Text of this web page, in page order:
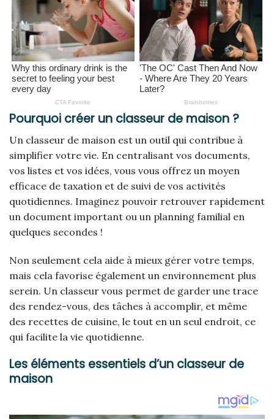
Pourquoi créer un classeur de maison ?
Un classeur de maison est un outil qui contribue à
simplifier votre vie. En centralisant vos documents,
vos listes et vos idées, vous vous offrez un moyen
efficace de taxation et de suivi de vos activités
quotidiennes. Imaginez pouvoir retrouver rapidement
un document important ou un planning familial en
quelques secondes !
Non seulement cela aide à mieux gérer votre temps,
mais cela favorise également un environnement plus
serein. Un classeur vous permet de garder une trace
des rendez-vous, des tâches à accomplir, et même
des recettes de cuisine, le tout en un seul endroit, ce
qui facilite la vie quotidienne.
Les éléments essentiels d’un classeur de
maison